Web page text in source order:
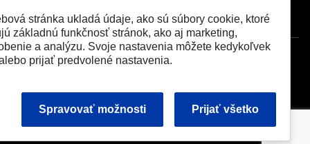
stránka ukladá údaje, ako sú súbory cookie, ktoré
základnú funkčnosť stránok, ako aj marketing,
a analýzu. Svoje nastavenia môžete kedykoľvek
prijať predvolené nastavenia.
Spravovať možnosti Prijať všetko